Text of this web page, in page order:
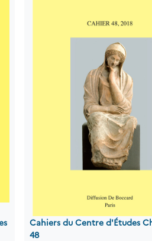
Cahiers du Centre d'Études
48